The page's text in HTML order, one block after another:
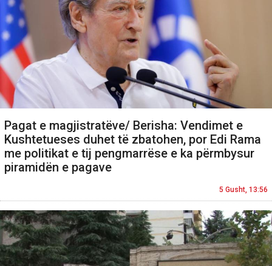
Pagat e magjistratëve/ Berisha: Vendimet e
Kushtetueses duhet të zbatohen, por Edi Rama
me politikat e tij pengmarrëse e ka përmbysur
piramidën e pagave
5 Gusht, 13:56